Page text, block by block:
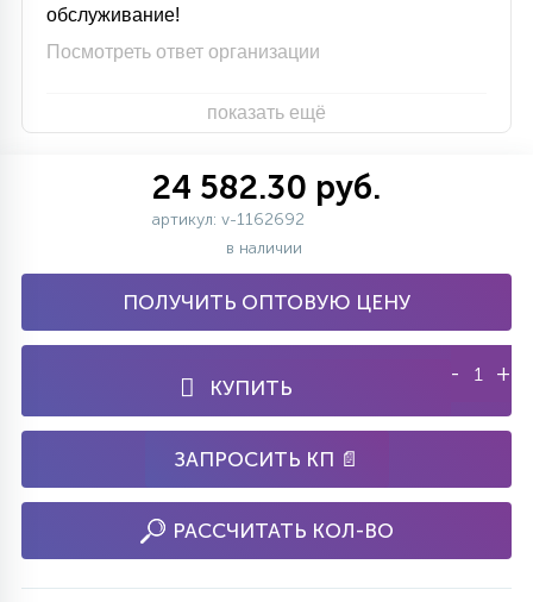
обслуживание!
Посмотреть ответ организации
показать ещё
24 582.30 руб.
артикул: v-1162692
в наличии
ПОЛУЧИТЬ ОПТОВУЮ ЦЕНУ
КУПИТЬ
- +
ЗАПРОСИТЬ КП 📄
РАССЧИТАТЬ КОЛ-ВО